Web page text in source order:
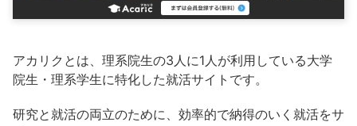
アカリクとは、理系院生の3人に1人が利用している大学
院生・理系学生に特化した就活サイトです。
研究と就活の両立のために、効率的で納得のいく就活をサ